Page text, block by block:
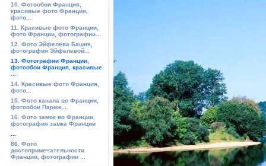
10. Фотообои Франция,
красивые фото Франции,
фото...
11. Красивые фото Франции,
фото Франции, фотографии...
12. Фото Эйфелева Башня,
фотография Эйфелевой...
13. Фотографии Франции,
фотообои Франция, красивые
14. Красивые фото Франция,
фото...
15. Фото канала во Франции,
фотообои Париж,...
16. Фото замок во Франции,
фотография замка Франции
86. Фото
достопримечательности
Франции, фотографии ...